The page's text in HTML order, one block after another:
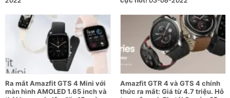
Bên cạnh đó, một tính năng được nhiều người dùng yêu thích
ở chiếc đồng hồ này chính là khả năng theo dõi giấc ngủ qua
nhiều giai đoạn khác nhau như ngủ sâu, giai đoạn REM,... Khi
đồng hồ một cách dễ dàng.
Ra mắt Amazfit GTS 4 Mini với
màn hình AMOLED 1.65 inch và
Amazfit GTR 4 và GTS 4 chính
thức ra mắt: Giá từ 4.7 triệu. Hỗ